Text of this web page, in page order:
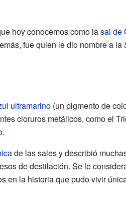
hoy conocemos como lasal de
fue quien le dio nombre a la
ultramarino(un pigmento de
cloruros metálicos, como el
.
de las sales y describió
de destilación. Se le
en la historia que pudo vivir